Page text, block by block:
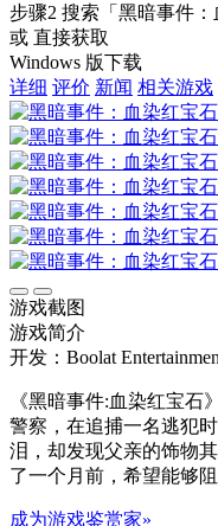
步骤2 搜索 「黑暗事件
或 直接获取
Windows 版下载
详细 评价 新闻 相关游戏
游戏截图
游戏简介
开发：Boolat
《黑暗事件:血染红宝石
警察，在追捕一名逃犯
泪，却发现父亲的饰物
了一个月前，希望能够
成为游戏鉴赏家»